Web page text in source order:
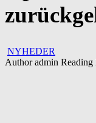
NYHEDER
Author admin Reading